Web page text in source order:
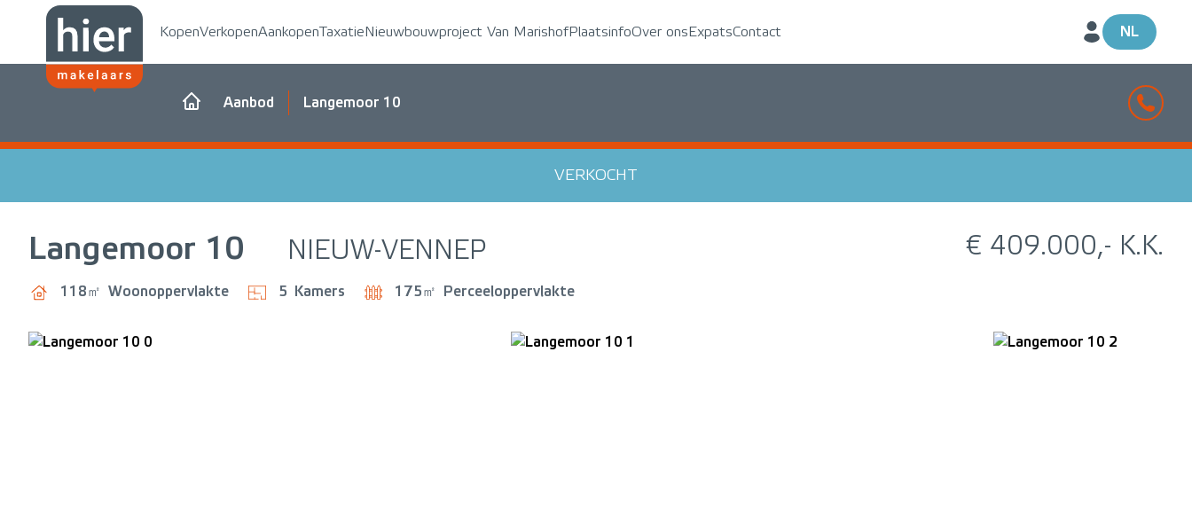
Kopen VerkopenAankopenTaxatieNieuwbouwproject Van Marishof Plaatsinfo Over onsExpatsContact NL
Aanbod Langemoor 10
VERKOCHT
Langemoor 10 NIEUW-VENNEP € 409.000,- K.K.
118㎡ Woonoppervlakte 5 Kamers 175㎡ Perceeloppervlakte